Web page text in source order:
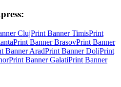
ClujPrint BannerTimisPrint
Print BannerBrasovPrint Banner
BannerAradPrint BannerDoljPrint
Print BannerGalatiPrint Banner